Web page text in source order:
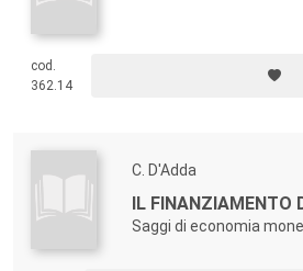
cod.
362.14
C. D'Adda
IL FINANZIAMENTO
Saggi di economia